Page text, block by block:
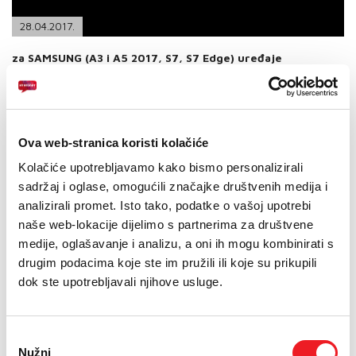
Ova web-stranica koristi kolačiće
Kolačiće upotrebljavamo kako bismo personalizirali
sadržaj i oglase, omogućili značajke društvenih medija i
analizirali promet. Isto tako, podatke o vašoj upotrebi
naše web-lokacije dijelimo s partnerima za društvene
medije, oglašavanje i analizu, a oni ih mogu kombinirati s
drugim podacima koje ste im pružili ili koje su prikupili
dok ste upotrebljavali njihove usluge.
Nužni
TELEFONSKI IMENIK
28.04.2017.
za SAMSUNG (A3 i A5 2017, S7, S7 Edge) uređaje
HT ERONET obavještava sve svoje korisnike mobilnih usluga da su
2017 dostupne zadnje verzije ažuriranja softvera putem OTA
Samsung Galaxy G930 S7 i Samsung Galaxy G935 S7 Edge od
29.4.2017. prema najavi proizvođača (Samsung) će bit
dostupne zadnje verzije ažuriranja softvera putem OTA
sustava;
HT ERONET preporučuje svim svojim korisnicima mobilnih usluga
da izvrše ažuriranje softvera ukoliko posjeduju navedene uređaje,
poteškoće s „nedostupnosti“ s ažuriranjem softvera na zadnju